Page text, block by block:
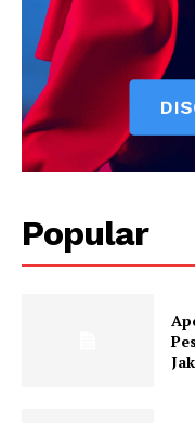
Popular